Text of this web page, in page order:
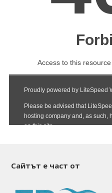
Сайтът е част от